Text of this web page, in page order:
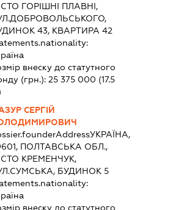
ГОРІШНІ ПЛАВНІ,
43, КВАРТИРА 42
внеску до статутного
(грн.): 25 375 000 (17.5
СЕРГІЙ
УКРАЇНА,
ПОЛТАВСЬКА ОБЛ.,
КРЕМЕНЧУК,
БУДИНОК 5
внеску до статутного